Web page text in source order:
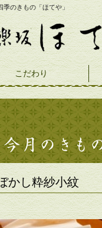
季のきもの「ほてや」
こだわり
かし粋紗小紋